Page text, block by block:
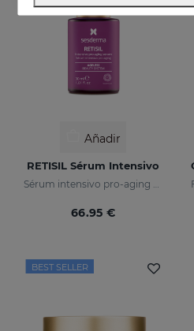
Añadir
RETISIL Sérum Intensivo
Sérum intensivo pro-aging reafirmante y reductor de arrugas
66.95 €
BEST SELLER